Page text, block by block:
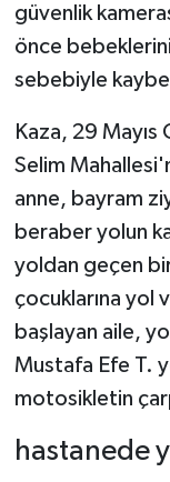
güvenlik
önce bebeklerini
sebebiyle
Kaza, 29
Selim
anne, bayram
beraber yolun
yoldan geçen
çocuklarına yol
başlayan aile,
Mustafa Efe T.
motosikletin
hastanede